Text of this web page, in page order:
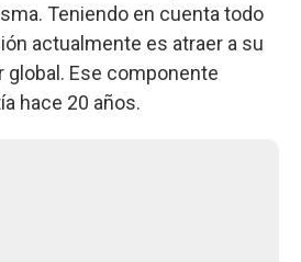
Teniendo en cuenta todo
actualmente es atraer a su
global. Ese componente
hace 20 años.